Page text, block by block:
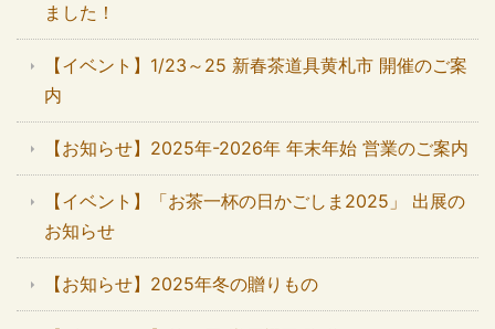
ました！
【イベント】1/23～25 新春茶道具黄札市 開催のご案
内
【お知らせ】2025年-2026年 年末年始 営業のご案内
【イベント】「お茶一杯の日かごしま2025」 出展の
お知らせ
【お知らせ】2025年冬の贈りもの